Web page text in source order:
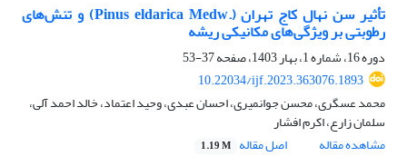
تأثیر سن نهال کاج تهران (.Pinus eldarica Medw) و تنش‌های
رطوبتی بر ویژگی‌های مکانیکی ریشه
دوره 16، شماره 1، بهار 1403، صفحه
37-53
10.22034/ijf.2023.363076.1893
محمد عسگری، محسن جوانمیری، احسان عبدی، وحید اعتماد، خالد احمد آلی،
سلمان زارع، اکرم افشار
مشاهده مقاله
اصل مقاله 1.19 M